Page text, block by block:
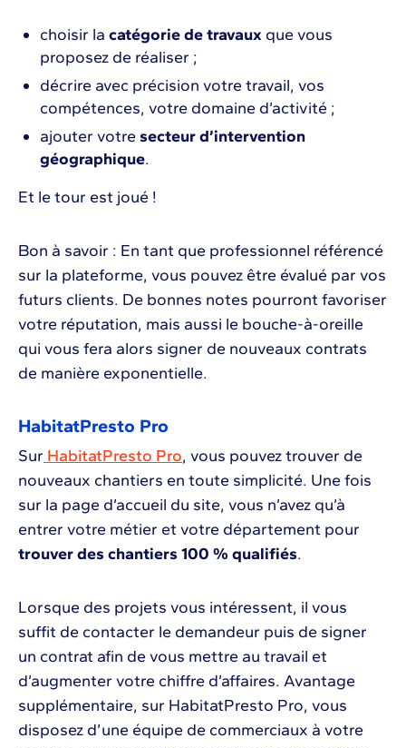
choisir la catégorie de travaux que vous
proposez de réaliser ;
décrire avec précision votre travail, vos
compétences, votre domaine d’activité ;
ajouter votre secteur d’intervention
géographique.
Et le tour est joué !
Bon à savoir : En tant que professionnel référencé
sur la plateforme, vous pouvez être évalué par vos
futurs clients. De bonnes notes pourront favoriser
votre réputation, mais aussi le bouche-à-oreille
qui vous fera alors signer de nouveaux contrats
de manière exponentielle.
HabitatPresto Pro
Sur HabitatPresto Pro, vous pouvez trouver de
nouveaux chantiers en toute simplicité. Une fois
sur la page d’accueil du site, vous n’avez qu’à
entrer votre métier et votre département pour
trouver des chantiers 100 % qualifiés.
Lorsque des projets vous intéressent, il vous
suffit de contacter le demandeur puis de signer
un contrat afin de vous mettre au travail et
d’augmenter votre chiffre d’affaires. Avantage
supplémentaire, sur HabitatPresto Pro, vous
disposez d’une équipe de commerciaux à votre